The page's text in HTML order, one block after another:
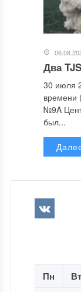
Два
30 июля
времени
№9A
был...
Пн Вт